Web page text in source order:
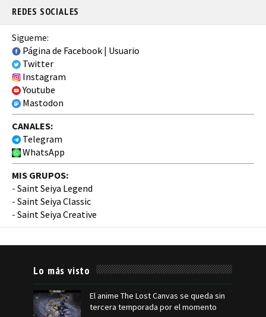
REDES SOCIALES
Sigueme:
Página de Facebook | Usuario
Twitter
Instagram
Youtube
Mastodon
CANALES:
Telegram
WhatsApp
MIS GRUPOS:
- Saint Seiya Legend
- Saint Seiya Classic
- Saint Seiya Creative
Lo más visto
El anime The Lost Canvas se queda sin
tercera temporada por el momento